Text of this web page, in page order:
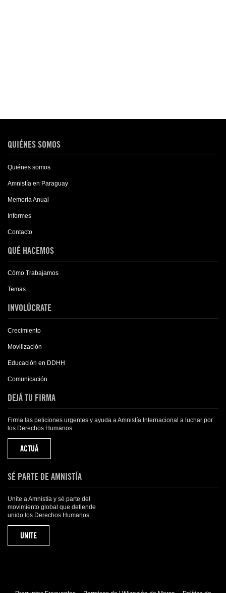
QUIÉNES SOMOS
Quiénes somos
Amnistía en Paraguay
Memoria Anual
Informes
Contacto
QUÉ HACEMOS
Cómo Trabajamos
Temas
INVOLÚCRATE
Crecimiento
Movilización
Educación en DDHH
Comunicación
DEJÁ TU FIRMA
Firma las peticiones urgentes y ayuda a Amnistía Internacional a luchar por
los Derechos Humanos
ACTUÁ
SÉ PARTE DE AMNISTÍA
Uníte a Amnistía y sé parte del
movimiento global que defiende
unido los Derechos Humanos.
UNITE